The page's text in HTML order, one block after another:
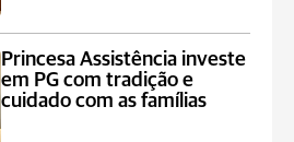
Princesa Assistência investe
em PG com tradição e
cuidado com as famílias